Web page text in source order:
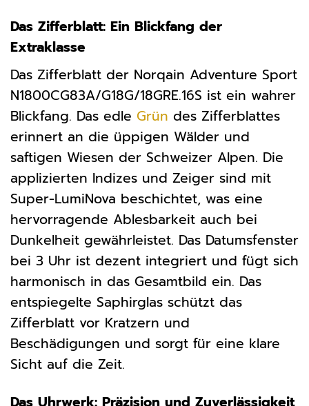
Das Zifferblatt: Ein Blickfang der
Extraklasse
Das Zifferblatt der Norqain Adventure Sport
N1800CG83A/G18G/18GRE.16S ist ein wahrer
Blickfang. Das edle Grün des Zifferblattes
erinnert an die üppigen Wälder und
saftigen Wiesen der Schweizer Alpen. Die
applizierten Indizes und Zeiger sind mit
Super-LumiNova beschichtet, was eine
hervorragende Ablesbarkeit auch bei
Dunkelheit gewährleistet. Das Datumsfenster
bei 3 Uhr ist dezent integriert und fügt sich
harmonisch in das Gesamtbild ein. Das
entspiegelte Saphirglas schützt das
Zifferblatt vor Kratzern und
Beschädigungen und sorgt für eine klare
Sicht auf die Zeit.